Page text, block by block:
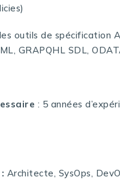
outils de spécification
GRAPQHL SDL,
: 5 années
Architecte, SysOps,